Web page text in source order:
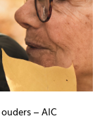
– AIC